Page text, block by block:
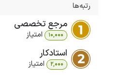
رتبه‌ها
مرجع تخصصی
10,000 امتیاز
استادکار
2,000 امتیاز